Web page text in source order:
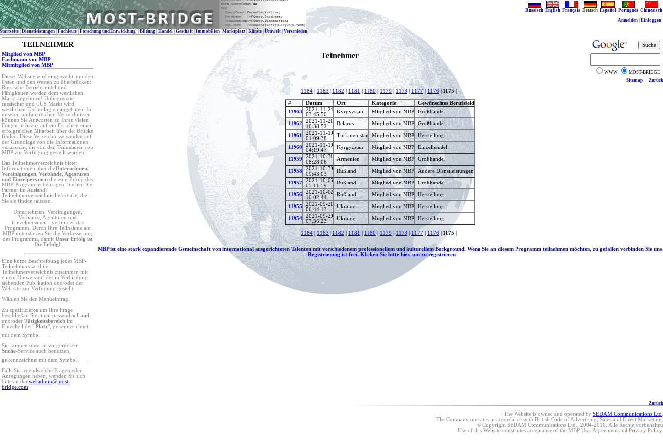
Russisch English Français Deutsch Español Português Chinesisch
Anmelden Einloggen
Startseite Dienstleistungen Fachleute Forschung und Entwicklung Bildung Handel Geschäft Immobilien Marktplatz Künste|Umwelt Verschieden
TEILNEHMER
Mitglied von MBP
Fachmann von MBP
Mitmitglied von MBP
Dieses Website wird eingeweiht, um den
Osten und den Westen zu überbrücken:
Russische Betriebsmittel und
Fähigkeiten werden dem westlichen
Markt angeboten! Unbegrenzter
russischer und GUS Markt wird
westlichen Technologien angeboten. In
unseren umfangreichen Verzeichnissen
können Sie Antworten zu Ihren vielen
Fragen in bezug auf ein Errichten einer
erfolgreichen Mitarbeit über der Brücke
finden. Diese Verzeichnisse wurden auf
der Grundlage von die Informationen
verursacht, die von den Teilnehmer von
MBP zur Verfügung gestellt wurden.
Das Teilnehmerverzeichnis bietet
Informationen über dieUnternehmen,
Vereinigungen, Verbände, Agenturen
und Einzelpersonen die zum Erfolg des
MBP-Programms beitragen. Suchen Sie
Partner im Ausland?
Teilnehmerverzeichnis liefert alle, die
Sie sie finden müssen.
Unternehmen, Vereinigungen,
Verbände, Agenturen und
Einzelpersonen - verbinden das
Programm. Durch Ihre Teilnahme am
MBP unterstützen Sie die Verbesserung
des Programms, damit Unser Erfolg ist
Ihr Erfolg!
Eine kurze Beschreibung jedes MBP-
Teilnehmers wird im
Teilnehmerverzeichnis zusammen mit
einem Hinweis auf der in Verbindung
stehenden Publikation und/oder der
Web site zur Verfügung gestellt.
Wählen Sie den Menüeintrag.
Zu spezifizieren um Ihre Frage
beschließen Sie einen passenden Land
und/oder Tätigkeitsbereich im
Einzelteil der" Platz", gekennzeichnet
mit dem Symbol
Sie können unseren vorgerückten
Suche-Service auch benutzen,
gekennzeichnet mit dem Symbol
.
Falls Sie irgendwelche Fragen oder
Anregungen haben, wenden Sie sich
bitte an denwebadmin@most-
bridge.com
Teilnehmer
WWW
MOST-BRIDGE
Sitemap
Zurück
1184 1183|1182 1181|1180|1179|1178|1177|1176|1175|
# Datum Ort Kategorie
Gewünschtes Berufsfeld
11963
2021-11-24
03:45:50
Kyrgyzstan Mitglied von MBP Großhandel
11962
2021-11-21
10:38:52
Belarus Mitglied von MBP Großhandel
11961
2021-11-19
01:09:38
Turkmenistan Mitglied von MBP Herstellung
11960
2021-11-10
04:19:47
Kyrgyzstan Mitglied von MBP Einzelhandel
11959
2021-10-31
08:28:06
Armenien Mitglied von MBP Großhandel
11958
2021-10-30
09:43:03
Rußland Mitglied von MBP Andere Dienstleistungen
11957
2021-10-06
05:11:59
Rußland Mitglied von MBP Großhandel
11956
2021-10-02
10:02:44
Rußland Mitglied von MBP Herstellung
11955
2021-09-21
06:44:13
Ukraine Mitglied von MBP Herstellung
11954
2021-09-20
07:36:23
Ukraine Mitglied von MBP Herstellung
1184|1183|1182|1181|1180|1179| 1178 1177|1176 1175
MBP ist eine stark expandierende Gemeinschaft von international ausgerichteten Talenten mit verschiedenem professionellem und kulturellem Background. Wenn Sie an diesem Programm teilnehmen möchten, zu gefallen verbinden Sie uns
– Registrierung ist frei. Klicken Sie bitte hier, um zu registrieren
Zurück
The Website is owned and operated by SEDAM Communications Ltd.
The Company operates in accordance with British Code of Advertising, Sales and Direct Marketing.
© Copyright SEDAM Communications Ltd., 2004-2010. Alle Rechte vorbehalten
Use of this Website constitutes acceptance of the MBP User Agreement and Privacy Policy.